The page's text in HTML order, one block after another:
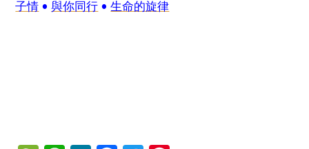
子情 •與你同行 •生命的旋律